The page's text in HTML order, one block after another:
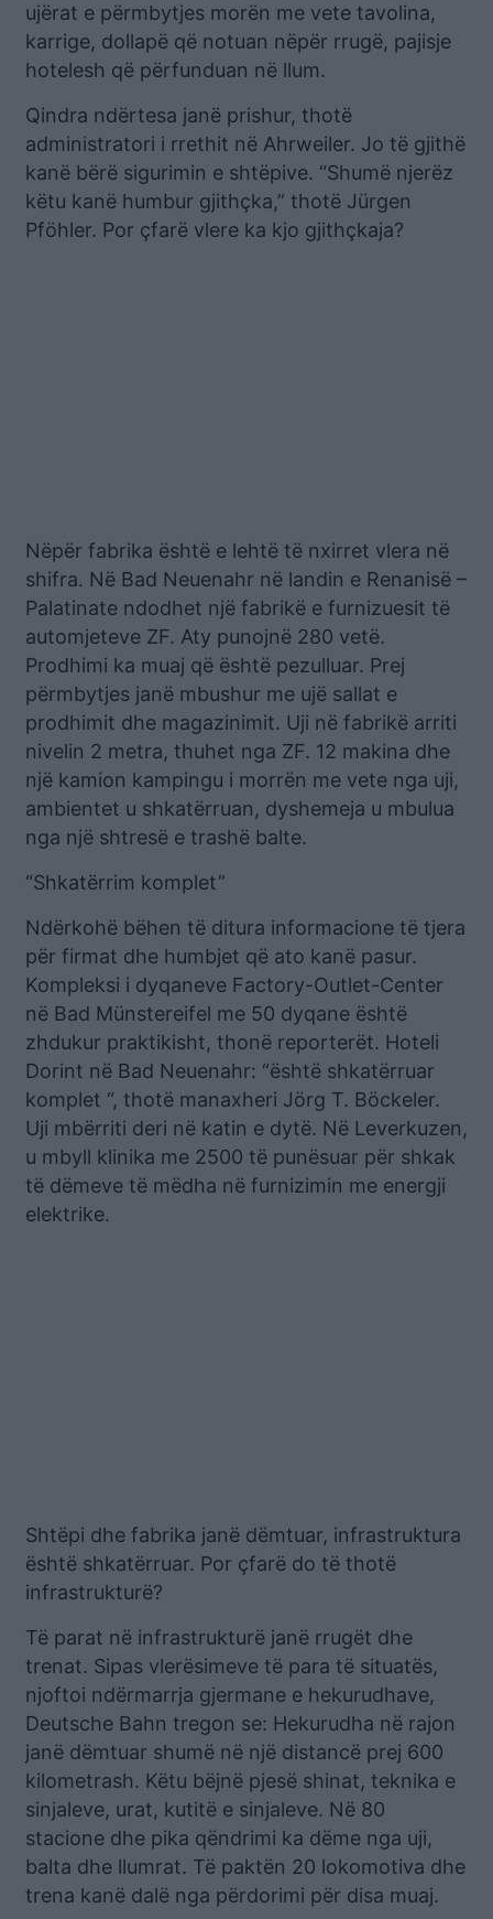
ujërat e përmbytjes morën me vete tavolina,
karrige, dollapë që notuan nëpër rrugë, pajisje
hotelesh që përfunduan në llum.
Qindra ndërtesa janë prishur, thotë
administratori i rrethit në Ahrweiler. Jo të gjithë
kanë bërë sigurimin e shtëpive. “Shumë njerëz
këtu kanë humbur gjithçka,” thotë Jürgen
Pföhler. Por çfarë vlere ka kjo gjithçkaja?
Nëpër fabrika është e lehtë të nxirret vlera në
shifra. Në Bad Neuenahr në landin e Renanisë –
Palatinate ndodhet një fabrikë e furnizuesit të
automjeteve ZF. Aty punojnë 280 vetë.
Prodhimi ka muaj që është pezulluar. Prej
përmbytjes janë mbushur me ujë sallat e
prodhimit dhe magazinimit. Uji në fabrikë arriti
nivelin 2 metra, thuhet nga ZF. 12 makina dhe
një kamion kampingu i morrën me vete nga uji,
ambientet u shkatërruan, dyshemeja u mbulua
nga një shtresë e trashë balte.
“Shkatërrim komplet”
Ndërkohë bëhen të ditura informacione të tjera
për firmat dhe humbjet që ato kanë pasur.
Kompleksi i dyqaneve Factory-Outlet-Center
në Bad Münstereifel me 50 dyqane është
zhdukur praktikisht, thonë reporterët. Hoteli
Dorint në Bad Neuenahr: “është shkatërruar
komplet “, thotë manaxheri Jörg T. Böckeler.
Uji mbërriti deri në katin e dytë. Në Leverkuzen,
u mbyll klinika me 2500 të punësuar për shkak
të dëmeve të mëdha në furnizimin me energji
elektrike.
Shtëpi dhe fabrika janë dëmtuar, infrastruktura
është shkatërruar. Por çfarë do të thotë
infrastrukturë?
Të parat në infrastrukturë janë rrugët dhe
trenat. Sipas vlerësimeve të para të situatës,
njoftoi ndërmarrja gjermane e hekurudhave,
Deutsche Bahn tregon se: Hekurudha në rajon
janë dëmtuar shumë në një distancë prej 600
kilometrash. Këtu bëjnë pjesë shinat, teknika e
sinjaleve, urat, kutitë e sinjaleve. Në 80
stacione dhe pika qëndrimi ka dëme nga uji,
balta dhe llumrat. Të paktën 20 lokomotiva dhe
trena kanë dalë nga përdorimi për disa muaj.